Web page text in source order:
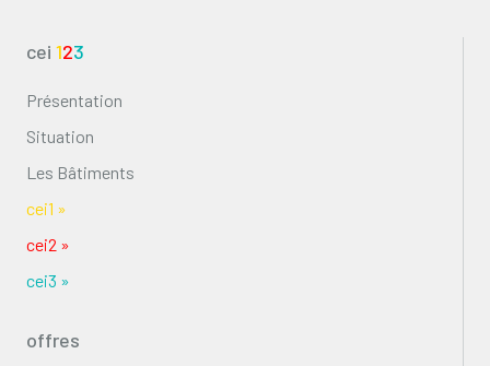
cei 123
Présentation
Situation
Les Bâtiments
cei1 »
cei2 »
cei3 »
offres